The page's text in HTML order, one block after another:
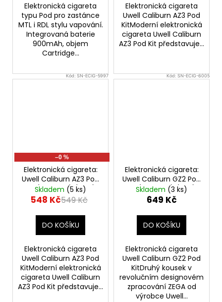
Elektronická cigareta
typu Pod pro zastánce
MTL i RDL stylu vapování.
Integrovaná baterie
900mAh, objem
Cartridge...
Elektronická cigareta
Uwell Caliburn AZ3 Pod
KitModerní elektronická
cigareta Uwell Caliburn
AZ3 Pod Kit představuje...
Kód:SN-ECIG-5997
–0 %
Elektronická cigareta:
Uwell Caliburn AZ3 Pod
Kit (750mAh) (Blue)
Skladem (5 ks)
548 Kč549 Kč
DO KOŠÍKU
Elektronická cigareta
Uwell Caliburn AZ3 Pod
KitModerní elektronická
cigareta Uwell Caliburn
AZ3 Pod Kit představuje...
Kód:SN-ECIG-6005
Elektronická cigareta:
Uwell Caliburn GZ2 Pod
Kit (850mAh) (Red)
Skladem (3 ks)
649 Kč
DO KOŠÍKU
Elektronická cigareta
Uwell Caliburn GZ2 Pod
KitDruhý kousek v
revolučním designovém
zpracování ZEGA od
výrobce Uwell...